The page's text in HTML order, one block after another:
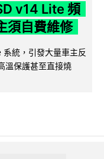
v14 Lite 頻
須自費維修
統，引發大量車主反
溫保護甚至直接燒